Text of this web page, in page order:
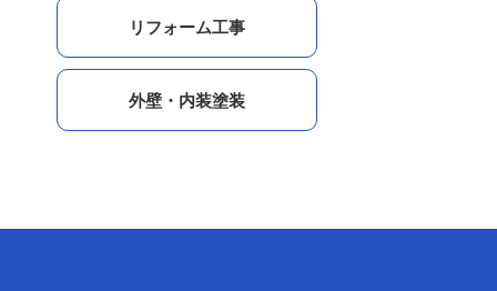
リフォーム工事
外壁・内装塗装